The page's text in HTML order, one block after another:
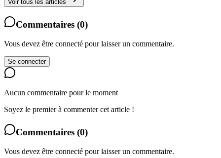
Voir tous les articles
Commentaires (0)
Vous devez être connecté pour laisser un commentaire.
Se connecter
Aucun commentaire pour le moment
Soyez le premier à commenter cet article !
Commentaires (0)
Vous devez être connecté pour laisser un commentaire.